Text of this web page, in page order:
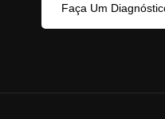
Faça Um